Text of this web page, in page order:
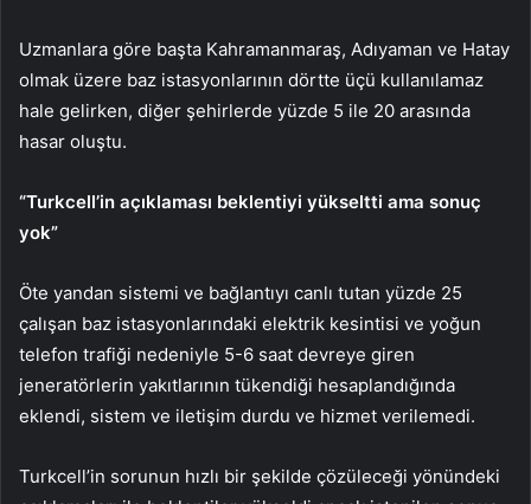
Uzmanlara göre başta Kahramanmaraş, Adıyaman ve Hatay
olmak üzere baz istasyonlarının dörtte üçü kullanılamaz
hale gelirken, diğer şehirlerde yüzde 5 ile 20 arasında
hasar oluştu.
“Turkcell’in açıklaması beklentiyi yükseltti ama sonuç
yok”
Öte yandan sistemi ve bağlantıyı canlı tutan yüzde 25
çalışan baz istasyonlarındaki elektrik kesintisi ve yoğun
telefon trafiği nedeniyle 5-6 saat devreye giren
jeneratörlerin yakıtlarının tükendiği hesaplandığında
eklendi, sistem ve iletişim durdu ve hizmet verilemedi.
Turkcell’in sorunun hızlı bir şekilde çözüleceği yönündeki